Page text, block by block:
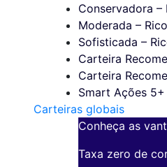
Conservadora
Moderada –
Sofisticada –
Carteira
Carteira
Smart Ações 5+
Carteiras globais
Conheça as
Taxa zero de